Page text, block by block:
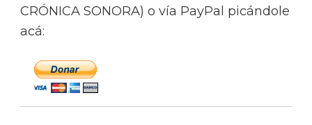
CRÓNICA SONORA) o vía PayPal picándole
acá: